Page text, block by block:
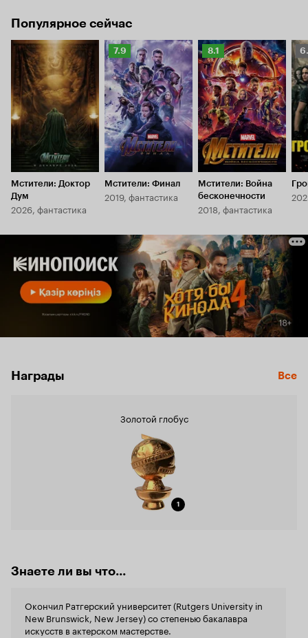
Популярное сейчас
Мстители: Доктор
Дум
2026, фантастика
Рейтинг
Кинопоиска
7.9
7.9
Мстители: Финал
2019, фантастика
Рейтинг
Кинопоиска
8.1
8.1
Мстители: Война
бесконечности
2018, фантастика
Награды Все
Золотой глобус
1
Знаете ли вы что...
Окончил Ратгерский университет (Rutgers University in
New Brunswick, New Jersey) со степенью бакалавра
искусств в актерском мастерстве.